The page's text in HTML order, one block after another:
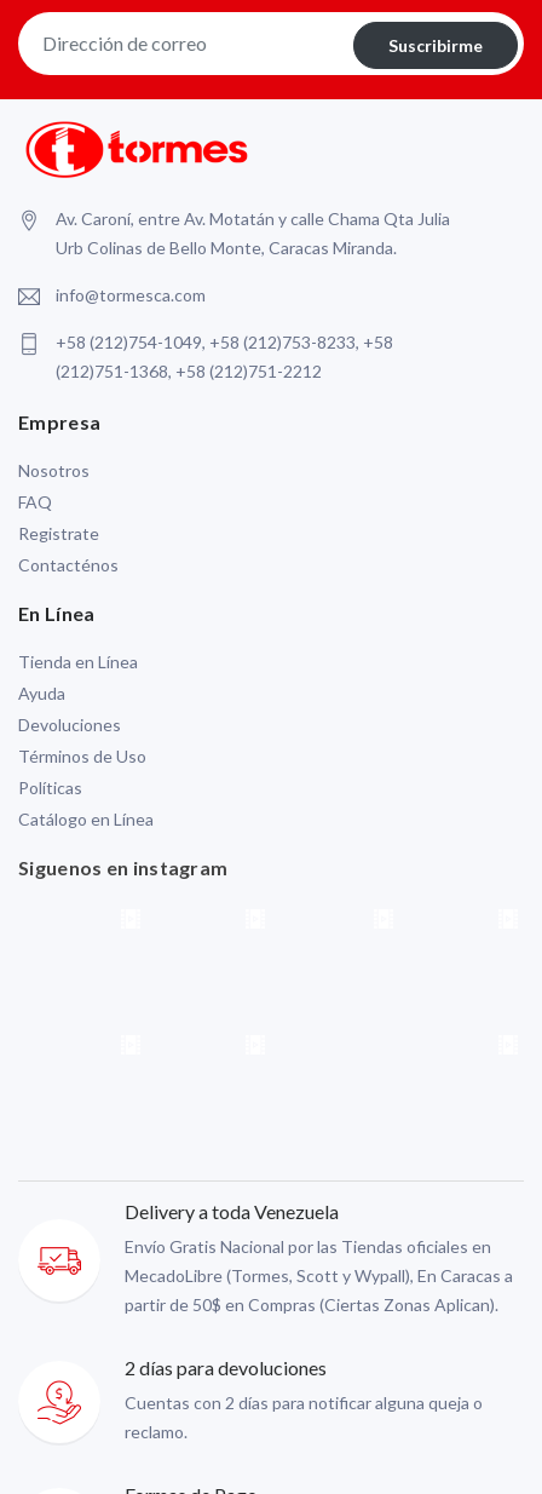
Suscribirme
Av. Caroní, entre Av. Motatán y calle Chama Qta Julia
Urb Colinas de Bello Monte, Caracas Miranda.
info@tormesca.com
+58 (212)754-1049, +58 (212)753-8233, +58
(212)751-1368, +58 (212)751-2212
Empresa
Nosotros
FAQ
Registrate
Contacténos
En Línea
Tienda en Línea
Ayuda
Devoluciones
Términos de Uso
Políticas
Catálogo en Línea
Siguenos en instagram
Delivery a toda Venezuela
Envío Gratis Nacional por las Tiendas oficiales en
MecadoLibre (Tormes, Scott y Wypall), En Caracas a
partir de 50$ en Compras (Ciertas Zonas Aplican).
2 días para devoluciones
Cuentas con 2 días para notificar alguna queja o
reclamo.